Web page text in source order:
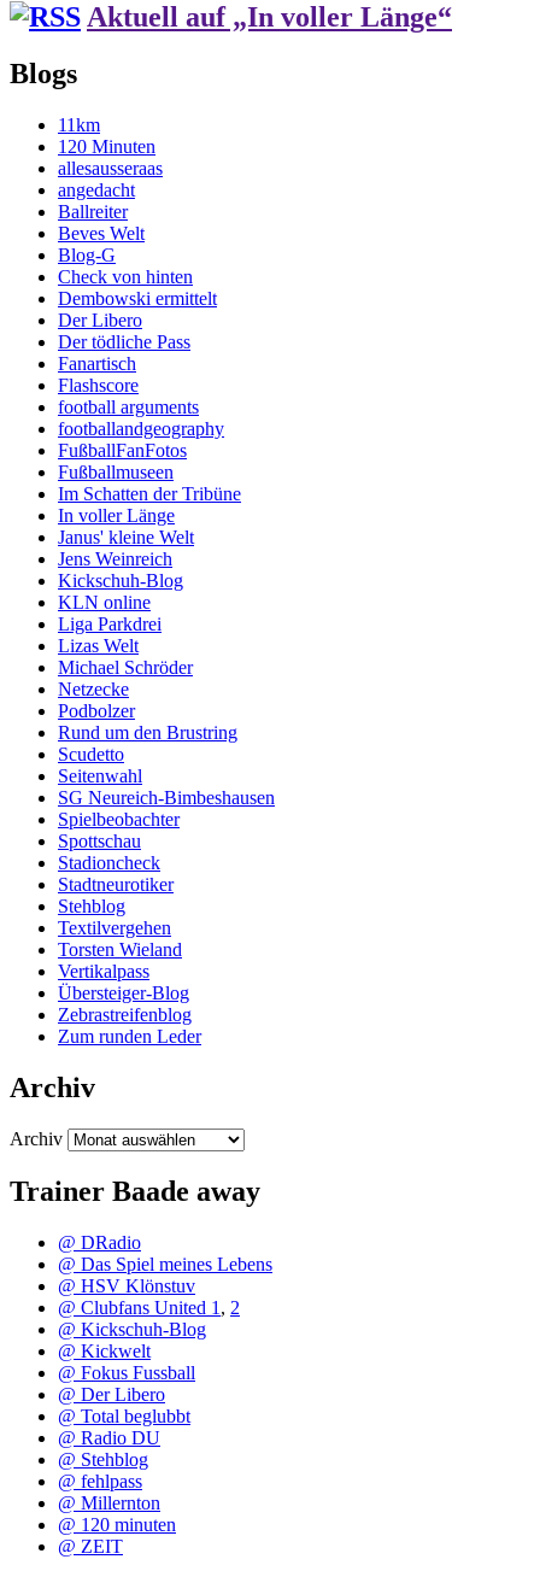
Aktuell auf „In voller Länge“
Blogs
11km
120 Minuten
allesausseraas
angedacht
Ballreiter
Beves Welt
Blog-G
Check von hinten
Dembowski ermittelt
Der Libero
Der tödliche Pass
Fanartisch
Flashscore
football arguments
footballandgeography
FußballFanFotos
Fußballmuseen
Im Schatten der Tribüne
In voller Länge
Janus' kleine Welt
Jens Weinreich
Kickschuh-Blog
KLN online
Liga Parkdrei
Lizas Welt
Michael Schröder
Netzecke
Podbolzer
Rund um den Brustring
Scudetto
Seitenwahl
SG Neureich-Bimbeshausen
Spielbeobachter
Spottschau
Stadioncheck
Stadtneurotiker
Stehblog
Textilvergehen
Torsten Wieland
Vertikalpass
Übersteiger-Blog
Zebrastreifenblog
Zum runden Leder
Archiv
Archiv
Trainer Baade away
@ DRadio
@ Das Spiel meines Lebens
@ HSV Klönstuv
@ Clubfans United 1 , 2
@ Kickschuh-Blog
@ Kickwelt
@ Fokus Fussball
@ Der Libero
@ Total beglubbt
@ Radio DU
@ Stehblog
@ fehlpass
@ Millernton
@ 120 minuten
@ ZEIT